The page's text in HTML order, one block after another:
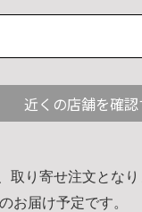
近くの店舗を確認
取り寄せ注文となり
お届け予定です。